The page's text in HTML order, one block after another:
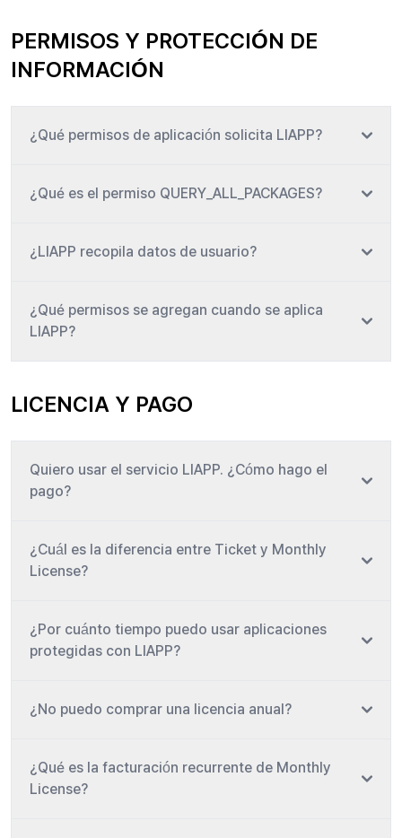
PERMISOS Y PROTECCIÓN DE
INFORMACIÓN
¿Qué permisos de aplicación solicita LIAPP?
¿Qué es el permiso QUERY_ALL_PACKAGES?
¿LIAPP recopila datos de usuario?
¿Qué permisos se agregan cuando se aplica
LIAPP?
LICENCIA Y PAGO
Quiero usar el servicio LIAPP. ¿Cómo hago el
pago?
¿Cuál es la diferencia entre Ticket y Monthly
License?
¿Por cuánto tiempo puedo usar aplicaciones
protegidas con LIAPP?
¿No puedo comprar una licencia anual?
¿Qué es la facturación recurrente de Monthly
License?